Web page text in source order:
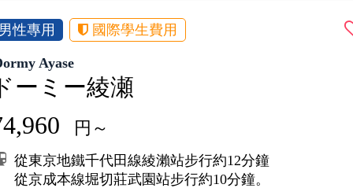
性專用 國際學生費用
Ayase
ーミー綾瀬
円～
從東京地鐵千代田線綾瀨站步行約12分鐘
從京成本線堀切莊武園站步行約10分鐘。